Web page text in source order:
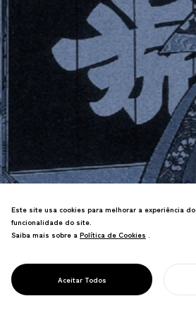
DESIGN PARA
ALIMENTAÇÃO
Este site usa cookies para melhorar a experiência
funcionalidade do site.
Saiba mais sobre a Política de Cookies
Política de Cookies .
Aceitar Todos